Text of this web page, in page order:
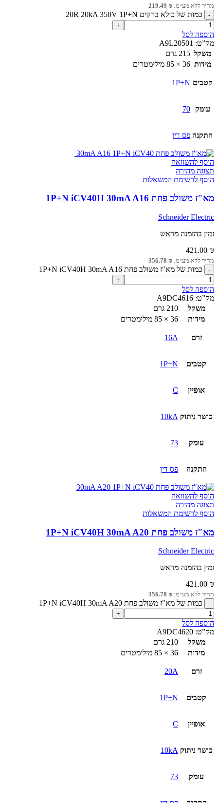
מחיר ללא מע״מ: 219.49 ₪
כמות של כולא ברקים 20R 20kA 350V 1P+N
הוספה לסל
מק”ט: A9L20501
משקל 215 גרם
מידות 36 × 85 מילימטרים
קטבים 1P+N
עומק 70
התקנה פס דין
הוסף להשוואה
תצוגה מהירה
הוסף לרשימת המשאלות
מא"ז משולב פחת 1P+N iCV40H 30mA A16
Schneider Electric
זמין בהזמנה מראש
421.00 ₪
מחיר ללא מע״מ: 356.78 ₪
כמות של מא"ז משולב פחת 1P+N iCV40H 30mA A16
הוספה לסל
מק”ט: A9DC4616
משקל
210 גרם
מידות
36 × 85 מילימטרים
זרם 16A
קטבים 1P+N
אופיין C
כושר ניתוק 10kA
עומק 73
התקנה פס דין
הוסף להשוואה
תצוגה מהירה
הוסף לרשימת המשאלות
מא"ז משולב פחת 1P+N iCV40H 30mA A20
Schneider Electric
זמין בהזמנה מראש
421.00 ₪
מחיר ללא מע״מ: 356.78 ₪
כמות של מא"ז משולב פחת 1P+N iCV40H 30mA A20
הוספה לסל
מק”ט: A9DC4620
משקל
210 גרם
מידות
36 × 85 מילימטרים
זרם 20A
קטבים 1P+N
אופיין C
כושר ניתוק 10kA
עומק 73